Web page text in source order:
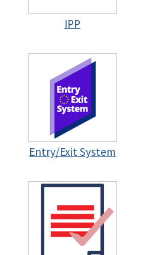
IPP
Entry/Exit System